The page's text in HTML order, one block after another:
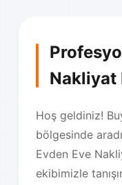
Nakliyat
Hoş geldiniz!
bölgesinde
Evden Eve
ekibimizle